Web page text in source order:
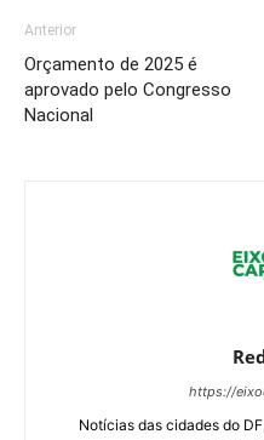
Anterior
Orçamento de 2025 é
aprovado pelo Congresso
Nacional
https://
Notícias das cidades do